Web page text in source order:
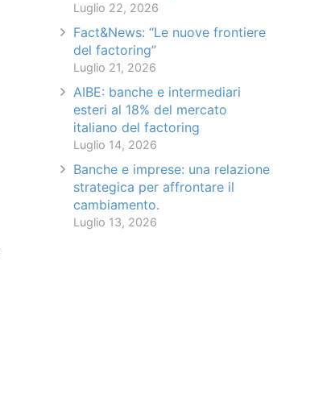
Luglio 22, 2026
Fact&News: “Le nuove frontiere
del factoring”
Luglio 21, 2026
AIBE: banche e intermediari
esteri al 18% del mercato
italiano del factoring
Luglio 14, 2026
Banche e imprese: una relazione
strategica per affrontare il
cambiamento.
Luglio 13, 2026